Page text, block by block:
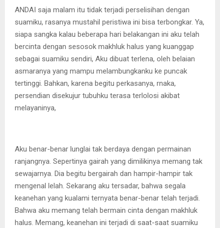
ANDAI saja malam itu tidak terjadi perselisihan dengan
suamiku, rasanya mustahil peristiwa ini bisa terbongkar. Ya,
siapa sangka kalau beberapa hari belakangan ini aku telah
bercinta dengan sesosok makhluk halus yang kuanggap
sebagai suamiku sendiri, Aku dibuat terlena, oleh belaian
asmaranya yang mampu melambungkanku ke puncak
tertinggi. Bahkan, karena begitu perkasanya, rnaka,
persendian disekujur tubuhku terasa terlolosi akibat
melayaninya,
Aku benar-benar lunglai tak berdaya dengan permainan
ranjangnya. Sepertinya gairah yang dimilikinya memang tak
sewajarnya. Dia begitu bergairah dan hampir-hampir tak
mengenal lelah. Sekarang aku tersadar, bahwa segala
keanehan yang kualami ternyata benar-benar telah terjadi.
Bahwa aku memang telah bermain cinta dengan makhluk
halus. Memang, keanehan ini terjadi di saat-saat suamiku